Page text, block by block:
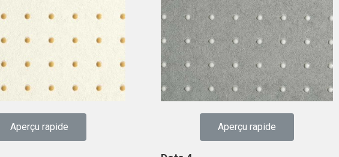
Aperçu rapide Aperçu rapide